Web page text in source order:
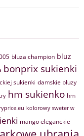
bluza champion bluz
bonprix sukienki
sukienki damskie bluzy
hm sukienko hm
kolorowy sweter w
mango eleganckie